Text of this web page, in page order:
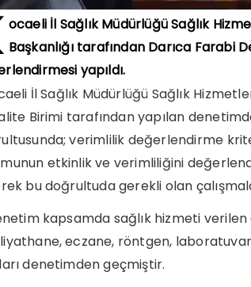
ocaeli İl Sağlık Müdürlüğü Sağlık
Başkanlığı tarafından Darıca Farabi
yapıldı.
İl Sağlık Müdürlüğü Sağlık
Birimi tarafından yapılan
verimlilik değerlendirme
etkinlik ve verimliliğini
bu doğrultuda gerekli olan
kapsamda sağlık hizmeti
eczane, röntgen,
denetimden geçmiştir.